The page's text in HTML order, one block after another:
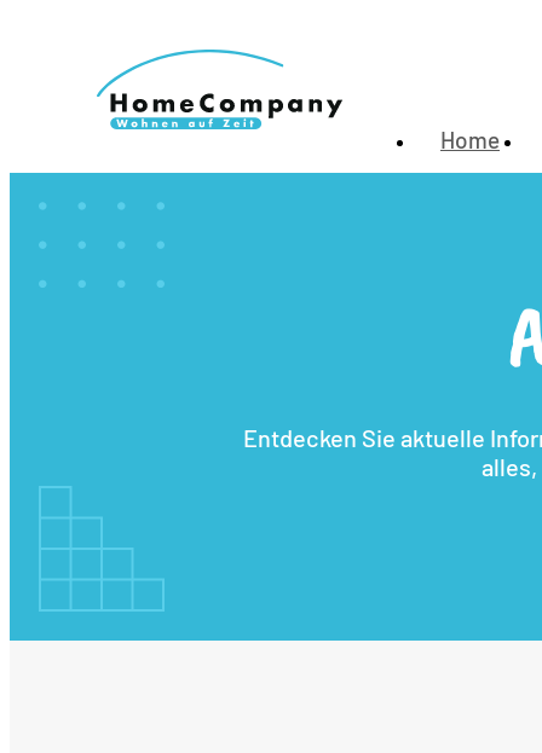
Home
Entdecken Sie aktuelle